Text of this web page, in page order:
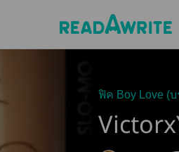
ฟิค Boy Love (บ